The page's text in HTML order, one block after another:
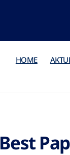
HOME
Best